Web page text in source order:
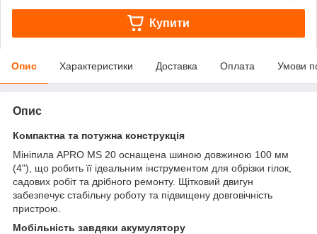
Купити
Опис Характеристики Доставка Оплата Умови
Опис
Компактна та потужна конструкція
Мініпила APRO MS 20 оснащена шиною довжиною 100 мм
(4"), що робить її ідеальним інструментом для обрізки гілок,
садових робіт та дрібного ремонту. Щітковий двигун
забезпечує стабільну роботу та підвищену довговічність
пристрою.
Мобільність завдяки акумулятору